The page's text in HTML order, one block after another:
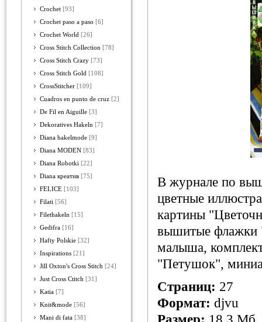
Crochet [93]
Crochet paso a paso [6]
Crochet World [26]
Cross Stitch Collection [78]
Cross Stitch Crazy [73]
Cross Stitch Gold [108]
CrossStitcher [109]
Cuadros en punto de cruz [2]
De Fil en Aiguille [3]
Dekoratives Hakeln [7]
Diana hakelmode [9]
Diana MODEN [83]
Diana Robotki [22]
Diana креатив [75]
FELICE [103]
Filati [56]
Filethakeln [15]
Gedifra [16]
Hafty Polskie [32]
Inspirations [21]
Jill Oxton's Cross Stitch [24]
Just Cross Ctitch [31]
Katia [7]
Knit&mode [56]
Mani di fata [38]
В журнале по
цветные
картины
вышитые флажки
малыша,
"Петушок",
Страниц: 27
Формат: djvu